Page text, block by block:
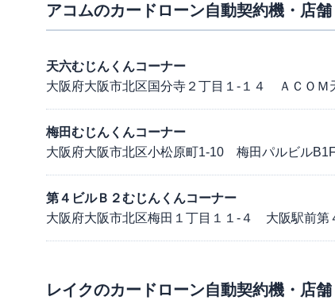
アコムのカードローン自動契約機・店舗
天六むじんくんコーナー
大阪府大阪市北区国分寺２丁目１-１４ ＡＣＯＭ
梅田むじんくんコーナー
大阪府大阪市北区小松原町1-10 梅田パルビル
第４ビルＢ２むじんくんコーナー
大阪府大阪市北区梅田１丁目１１-４ 大阪駅前第
レイクのカードローン自動契約機・店舗